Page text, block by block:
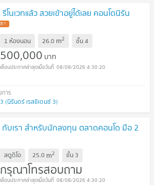
นเวทแล้ว สวยเข้าอยู่ได้เลย คอนโดนิรัน
!
1 ห้องนอน 26.0 m2 ชั้น4
500,000 บาท
08/08/2026 4:30:20
(นิรันดร์ เรสซิเดนซ์ 3)
บเรา สำหรับนักลงทุน ตลาดคอนโด มือ 2
สตูดิโอ 25.0 m2 ชั้น 3
กรุณาโทรสอบถาม
08/08/2026 4:30:20